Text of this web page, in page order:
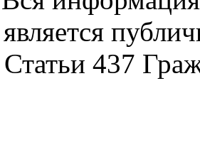
является
Статьи 437